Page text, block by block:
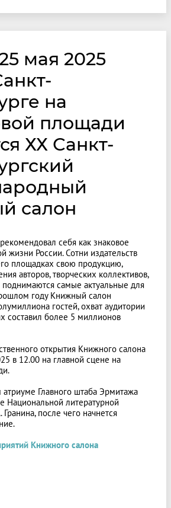
мая 2025
на
площади
ХХ Санкт-
салон
себя как знаковое
жизни России. Сотни издательств
площадках свою продукцию,
авторов, творческих коллективов,
поднимаются самые актуальные для
году Книжный салон
гостей, охват аудитории
составил более 5 миллионов
открытия Книжного салона
в 12.00 на главной сцене на
Главного штаба Эрмитажа
Национальной литературной
после чего начнется
Книжного салона